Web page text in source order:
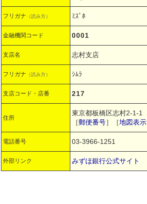
フリガナ （読み方） ﾐｽﾞﾎ
金融機関コード 0001
支店名 志村支店
フリガナ （読み方） ｼﾑﾗ
支店コード・店番 217
住所
東京都板橋区志村2-1-1
［郵便番号］［地図表示
電話番号 03-3966-1251
外部リンク みずほ銀行公式サイト